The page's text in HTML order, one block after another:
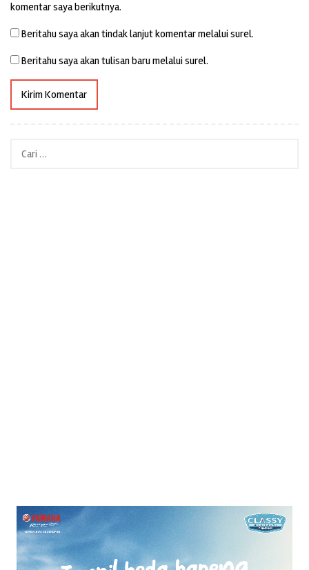
komentar saya berikutnya.
Beritahu saya akan tindak lanjut komentar melalui surel.
Beritahu saya akan tulisan baru melalui surel.